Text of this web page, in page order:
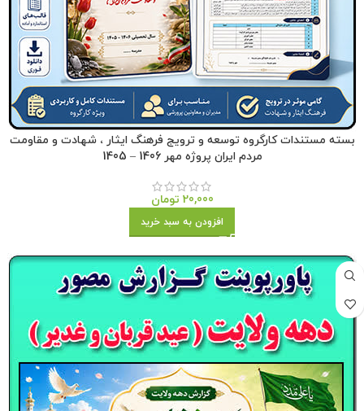
بسته مستندات کارگروه توسعه و ترویج فرهنگ ایثار ، شهادت و مقاومت
مردم ایران پروژه مهر 1406 – 1405
20,000 تومان
افزودن به سبد خرید